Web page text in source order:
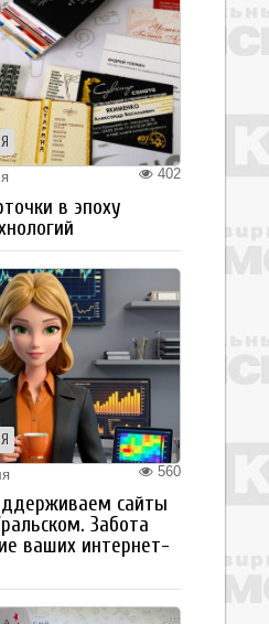
402
в эпоху
560
сайты
Забота
ваших интернет-